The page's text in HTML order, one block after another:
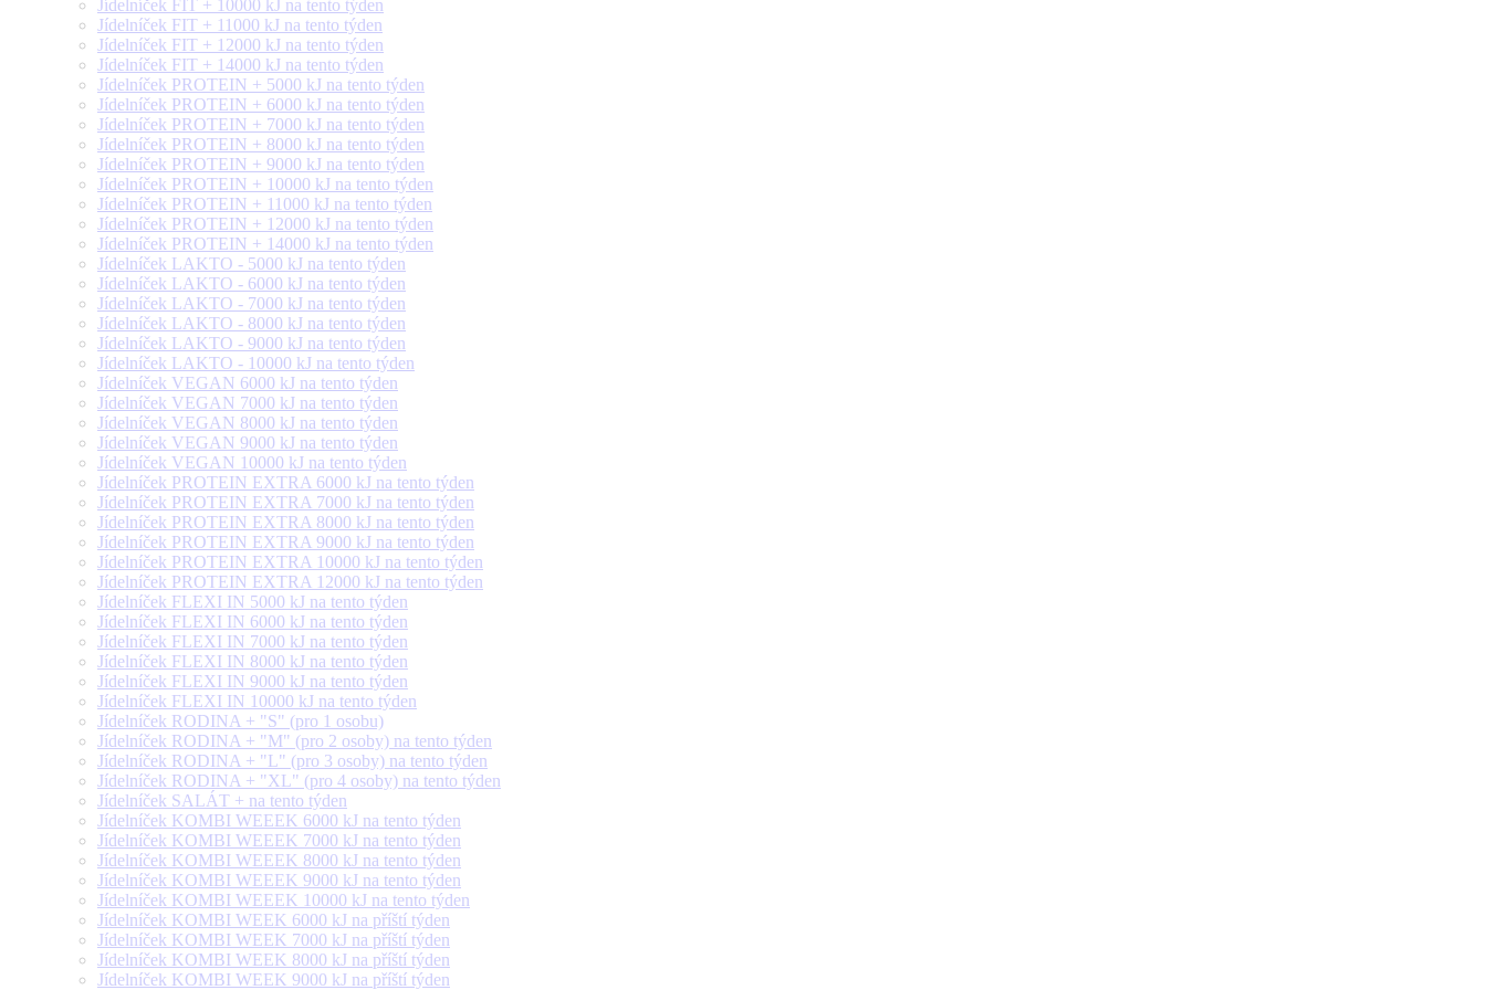
Jídelníček FIT + 10000 kJ na tento týden
Jídelníček FIT + 11000 kJ na tento týden
Jídelníček FIT + 12000 kJ na tento týden
Jídelníček FIT + 14000 kJ na tento týden
Jídelníček PROTEIN + 5000 kJ na tento týden
Jídelníček PROTEIN + 6000 kJ na tento týden
Jídelníček PROTEIN + 7000 kJ na tento týden
Jídelníček PROTEIN + 8000 kJ na tento týden
Jídelníček PROTEIN + 9000 kJ na tento týden
Jídelníček PROTEIN + 10000 kJ na tento týden
Jídelníček PROTEIN + 11000 kJ na tento týden
Jídelníček PROTEIN + 12000 kJ na tento týden
Jídelníček PROTEIN + 14000 kJ na tento týden
Jídelníček LAKTO - 5000 kJ na tento týden
Jídelníček LAKTO - 6000 kJ na tento týden
Jídelníček LAKTO - 7000 kJ na tento týden
Jídelníček LAKTO - 8000 kJ na tento týden
Jídelníček LAKTO - 9000 kJ na tento týden
Jídelníček LAKTO - 10000 kJ na tento týden
Jídelníček VEGAN 6000 kJ na tento týden
Jídelníček VEGAN 7000 kJ na tento týden
Jídelníček VEGAN 8000 kJ na tento týden
Jídelníček VEGAN 9000 kJ na tento týden
Jídelníček VEGAN 10000 kJ na tento týden
Jídelníček PROTEIN EXTRA 6000 kJ na tento týden
Jídelníček PROTEIN EXTRA 7000 kJ na tento týden
Jídelníček PROTEIN EXTRA 8000 kJ na tento týden
Jídelníček PROTEIN EXTRA 9000 kJ na tento týden
Jídelníček PROTEIN EXTRA 10000 kJ na tento týden
Jídelníček PROTEIN EXTRA 12000 kJ na tento týden
Jídelníček FLEXI IN 5000 kJ na tento týden
Jídelníček FLEXI IN 6000 kJ na tento týden
Jídelníček FLEXI IN 7000 kJ na tento týden
Jídelníček FLEXI IN 8000 kJ na tento týden
Jídelníček FLEXI IN 9000 kJ na tento týden
Jídelníček FLEXI IN 10000 kJ na tento týden
Jídelníček RODINA + "S" (pro 1 osobu)
Jídelníček RODINA + "M" (pro 2 osoby) na tento týden
Jídelníček RODINA + "L" (pro 3 osoby) na tento týden
Jídelníček RODINA + "XL" (pro 4 osoby) na tento týden
Jídelníček SALÁT + na tento týden
Jídelníček KOMBI WEEEK 6000 kJ na tento týden
Jídelníček KOMBI WEEEK 7000 kJ na tento týden
Jídelníček KOMBI WEEEK 8000 kJ na tento týden
Jídelníček KOMBI WEEEK 9000 kJ na tento týden
Jídelníček KOMBI WEEEK 10000 kJ na tento týden
Jídelníček KOMBI WEEK 6000 kJ na příští týden
Jídelníček KOMBI WEEK 7000 kJ na příští týden
Jídelníček KOMBI WEEK 8000 kJ na příští týden
Jídelníček KOMBI WEEK 9000 kJ na příští týden